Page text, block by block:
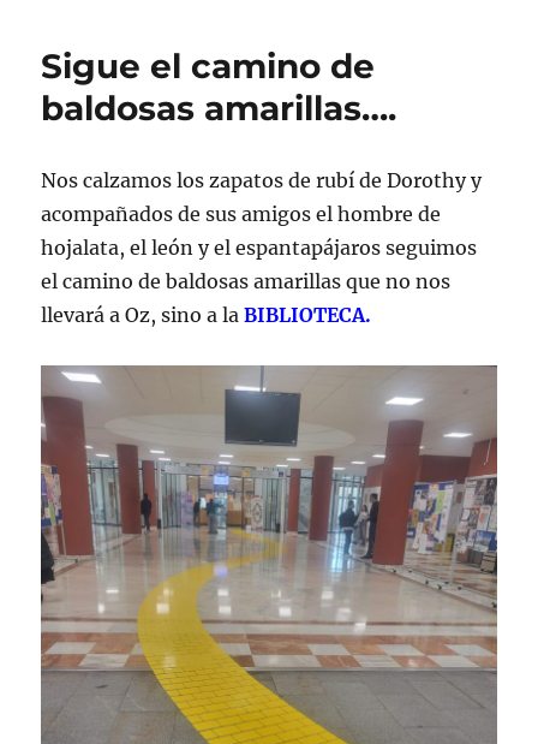
Sigue el camino de
baldosas amarillas….
Nos calzamos los zapatos de rubí de Dorothy y
acompañados de sus amigos el hombre de
hojalata, el león y el espantapájaros seguimos
el camino de baldosas amarillas que no nos
llevará a Oz, sino a la BIBLIOTECA.